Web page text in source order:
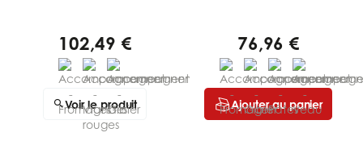
102,49 €
Voir le produit
76,96 €
Ajouter au panier